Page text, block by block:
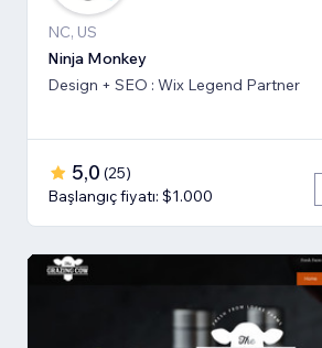
NC, US
Ninja Monkey
Design + SEO : Wix Legend Partner
5,0 (25)
Başlangıç fiyatı: $1.000